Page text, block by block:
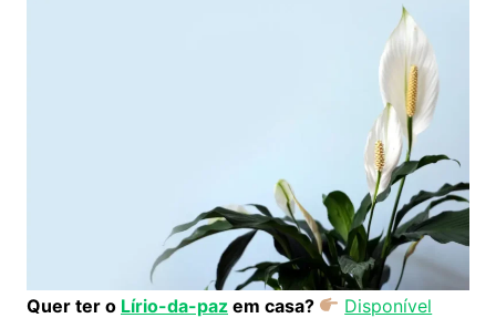
Quer ter o Lírio-da-paz em casa?
Disponível